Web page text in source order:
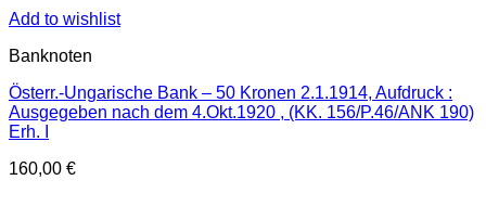
Add to wishlist
Banknoten
Österr.-Ungarische Bank – 50 Kronen 2.1.1914, Aufdruck :
Ausgegeben nach dem 4.Okt.1920 , (KK. 156/P.46/ANK 190)
Erh. I
160,00 €